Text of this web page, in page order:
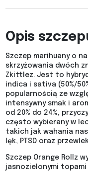
Opis
Szczep marihuany o
skrzyżowania dwóch
Zkittlez. Jest to
indica i sativa (50%/
popularnością ze
intensywny smak i
od 20% do 24%,
często wybierany w
takich jak wahania
lęk, PTSD oraz
Szczep Orange Rollz
jasnozielonymi topami